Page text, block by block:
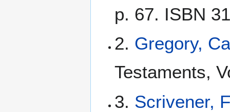
p. 67. ISBN
2. Gregory,
Testaments,
3. Scrivener,